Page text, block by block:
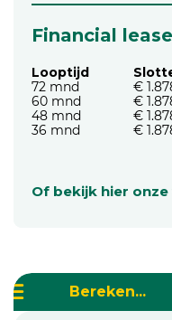
Financial
Looptijd
72 mnd
60 mnd
48 mnd
36 mnd
€
€
€
€
Of bekijk hier
Bereken...